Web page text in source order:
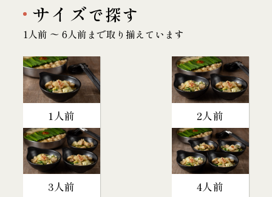
サイズで探す
1人前 〜 6人前まで取り揃えています
1人前 2人前
3人前 4人前